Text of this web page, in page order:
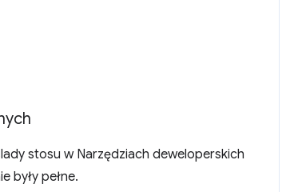
stosu w Narzędziach deweloperskich
były pełne.